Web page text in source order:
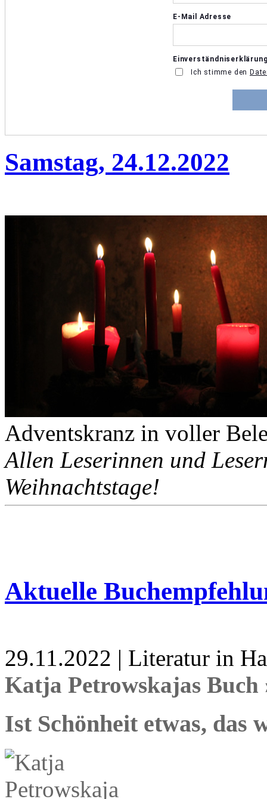
Samstag, 24.12.2022
Adventskranz in voller
Allen Leserinnen und
Weihnachtstage!
Aktuelle
29.11.2022 | Literatur in
Katja Petrowskajas Buch
Ist Schönheit etwas, das